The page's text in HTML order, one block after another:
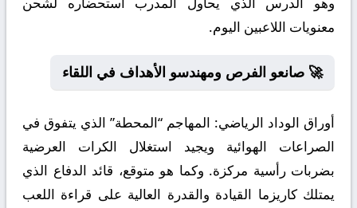
معنويات اللاعبين اليوم.
🚀 صانعو الفرص ومهندسو الأهداف في اللقاء
أوراق الوداد الرياضي: المهاجم “المحطة” الذي يتفوق في
الصراعات الهوائية ويجيد استغلال الكرات العرضية
بضربات رأسية مركزة. وكما هو متوقع، قائد الدفاع الذي
يمتلك كاريزما القيادة والقدرة العالية على قراءة اللعب